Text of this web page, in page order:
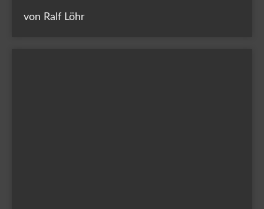
von Ralf Löhr